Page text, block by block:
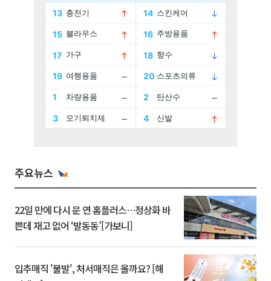
주요뉴스
22일 만에 다시 문 연 홈플러스…정상화 바
쁜데 재고 없어 ‘발동동’[가보니]
입추매직 '불발', 처서매직은 올까요? [해